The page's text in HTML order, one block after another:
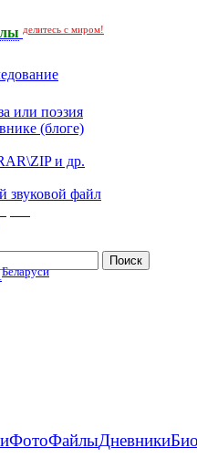
делитесь с миром!
или поэзия
(блоге)
и др.
звуковой файл
Беларуси
ФотоФайлыДневники